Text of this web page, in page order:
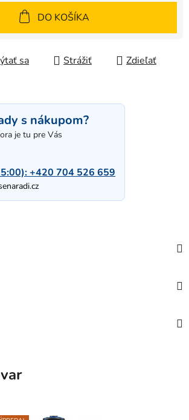
DO KOŠÍKA
sa Strážiť Zdieľať
s nákupom?
je tu pre Vás
+420 704 526 659